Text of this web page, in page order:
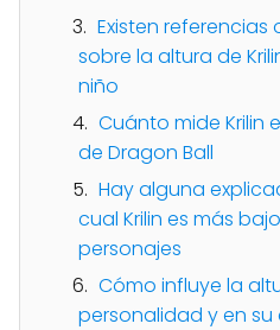
Existen
sobre la altura de
niño
Cuánto mide Krilin
de Dragon Ball
Hay alguna
cual Krilin es más
personajes
Cómo influye la
personalidad y en